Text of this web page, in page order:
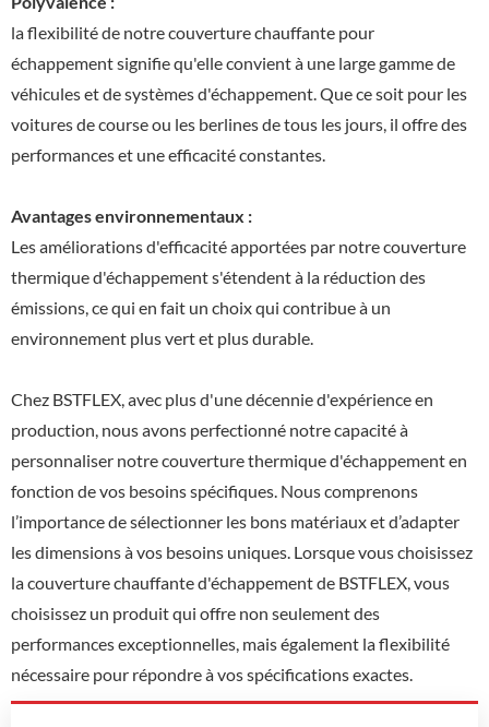
la flexibilité de notre couverture chauffante pour
échappement signifie qu'elle convient à une large gamme de
véhicules et de systèmes d'échappement. Que ce soit pour les
voitures de course ou les berlines de tous les jours, il offre des
performances et une efficacité constantes.
Avantages environnementaux :
Les améliorations d'efficacité apportées par notre couverture
thermique d'échappement s'étendent à la réduction des
émissions, ce qui en fait un choix qui contribue à un
environnement plus vert et plus durable.
Chez BSTFLEX, avec plus d'une décennie d'expérience en
production, nous avons perfectionné notre capacité à
personnaliser notre couverture thermique d'échappement en
fonction de vos besoins spécifiques. Nous comprenons
l’importance de sélectionner les bons matériaux et d’adapter
les dimensions à vos besoins uniques. Lorsque vous choisissez
la couverture chauffante d'échappement de BSTFLEX, vous
choisissez un produit qui offre non seulement des
performances exceptionnelles, mais également la flexibilité
nécessaire pour répondre à vos spécifications exactes.